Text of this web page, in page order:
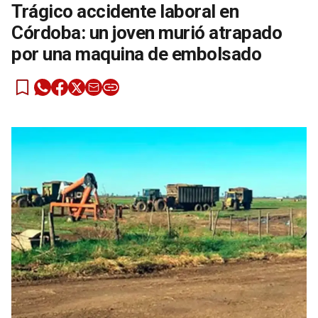
Trágico accidente laboral en
Córdoba: un joven murió atrapado
por una maquina de embolsado